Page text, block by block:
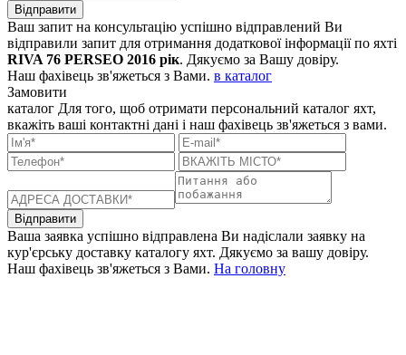
Відправити
Ваш запит на консультацію успішно відправлений Ви
відправили запит для отримання додаткової інформації по яхті
RIVA 76 PERSEO 2016 рік. Дякуємо за Вашу довіру.
Наш фахівець зв'яжеться з Вами. в каталог
Замовити
каталог Для того, щоб отримати персональний каталог яхт,
вкажіть ваші контактні дані і наш фахівець зв'яжеться з вами.
Відправити
Ваша заявка успішно відправлена Ви надіслали заявку на
кур'єрську доставку каталогу яхт. Дякуємо за вашу довіру.
Наш фахівець зв'яжеться з Вами. На головну